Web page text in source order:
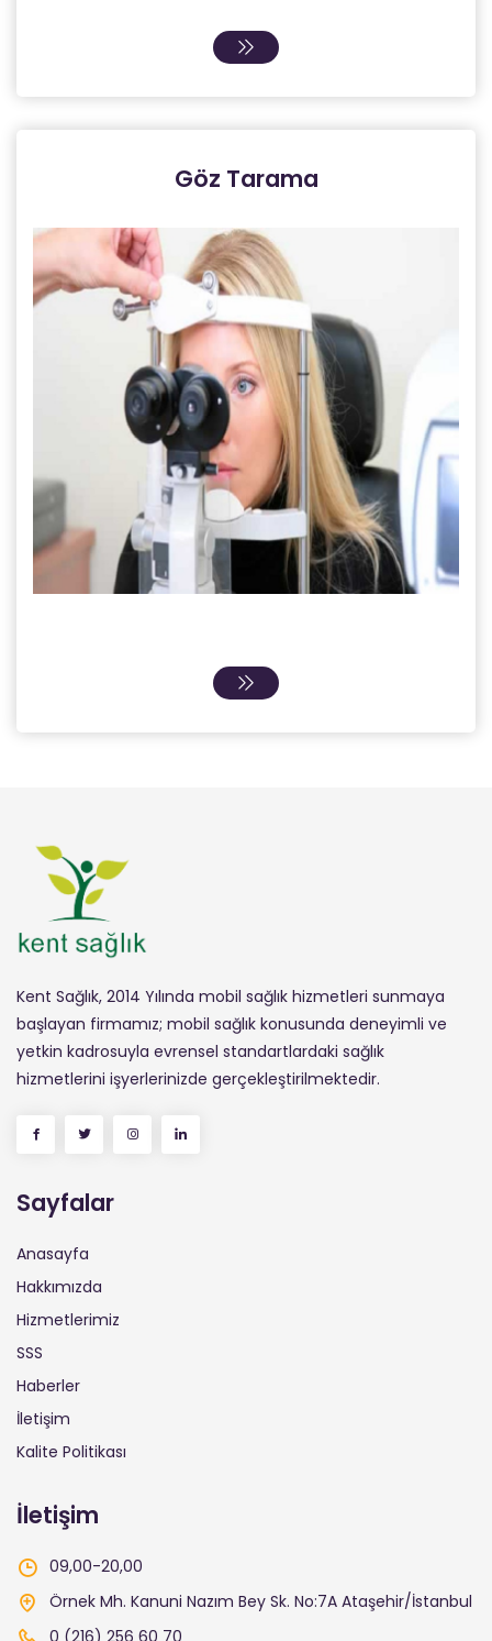
Göz Tarama
Kent Sağlık, 2014 Yılında mobil sağlık hizmetleri sunmaya
başlayan firmamız; mobil sağlık konusunda deneyimli ve
yetkin kadrosuyla evrensel standartlardaki sağlık
hizmetlerini işyerlerinizde gerçekleştirilmektedir.
Sayfalar
Anasayfa
Hakkımızda
Hizmetlerimiz
SSS
Haberler
İletişim
Kalite Politikası
İletişim
09,00-20,00
Örnek Mh. Kanuni Nazım Bey Sk. No:7A Ataşehir/İstanbul